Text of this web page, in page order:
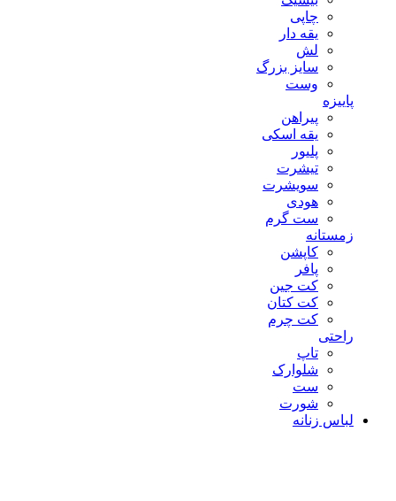
چاپی
یقه دار
لش
سایز بزرگ
وست
پاییزه
پیراهن
یقه اسکی
پلیور
تیشرت
سویشرت
هودی
ست گرم
زمستانه
کاپشن
پافر
کت جین
کت کتان
کت چرم
راحتی
تاپ
شلوارک
ست
شورت
لباس زنانه